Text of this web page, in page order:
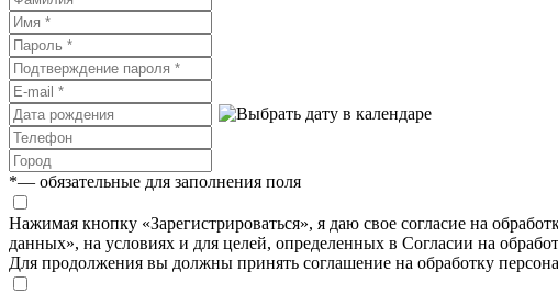
*— обязательные для заполнения поля
Нажимая кнопку «Зарегистрироваться», я даю свое согласие на
данных», на условиях и для целей, определенных в Согласии на
Для продолжения вы должны принять соглашение на обработку